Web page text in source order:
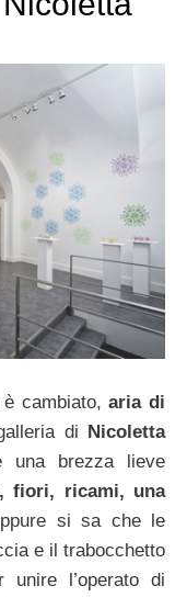
è cambiato,aria di
di Nicoletta
una brezza lieve
fiori, ricami, una
si sa che le
e il trabocchetto
unire l’operato di